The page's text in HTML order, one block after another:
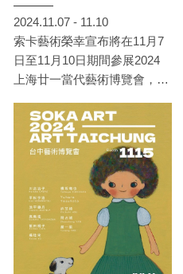
2024.11.07 - 11.10
索卡藝術榮幸宣布將在11月7
日至11月10日期間參展2024
上海廿一當代藝術博覽會，展